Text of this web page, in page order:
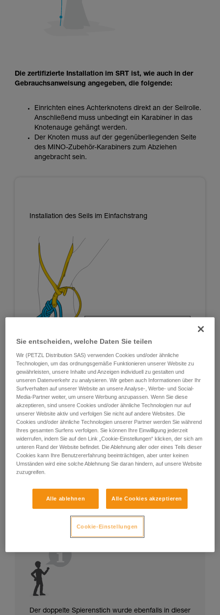
Die zertifizierte Installation im SRT ist, wie auch in der
Gebrauchsanweisung angegeben, die folgende:
Einrichten eines Achterknotens direkt an der Seilrolle.
Anschließend muss unbedingt ein Karabiner in das
Knotenauge gehängt werden.
Der Knoten muss auf der gegenüberliegenden Seite
des MINO-Zubehör-Karabiners zum Abziehen
angebracht sein.
Installation des Seils im Einfachstrang
Der doppelte Spierenstich wurde ebenfalls in dieser
Sie entscheiden, welche Daten Sie teilen
Wir (PETZL Distribution SAS) verwenden Cookies und/oder ähnliche
Technologien, um das ordnungsgemäße Funktionieren unserer Website zu
gewährleisten, unsere Inhalte und Anzeigen individuell zu gestalten und
unseren Datenverkehr zu analysieren. Wir geben auch Informationen über Ihr
Surfverhalten auf unserer Website an unsere Analyse-, Werbe- und Social-
Media-Partner weiter, um unsere Werbung anzupassen. Wenn Sie diese
akzeptieren, sind unsere Cookies und/oder ähnliche Technologien nur auf
unserer Website aktiv und verfolgen Sie nicht auf andere Websites. Die
Cookies und/oder ähnliche Technologien unserer Partner werden Sie während
Ihres gesamten Surfens verfolgen. Sie können Ihre Einwilligung jederzeit
widerrufen, indem Sie auf den Link „Cookie-Einstellungen“ klicken, der sich am
unteren Rand der Website befindet. Die Ablehnung aller oder eines Teils dieser
Cookies kann Ihre Benutzererfahrung beeinträchtigen, aber unter keinen
Umständen wird eine solche Ablehnung Sie daran hindern, auf unsere Website
zuzugreifen.
Alle ablehnen Alle Cookies akzeptieren
Cookie-Einstellungen